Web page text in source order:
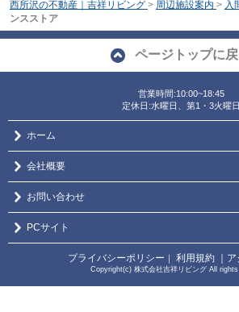
西所沢の不動産｜吉祥リビング > 周辺施設案内 > 入
ンスストア
ページトップに
営業時間:10:00~18:45
定休日:水曜日、第1・3火曜日
ホーム
会社概要
お問い合わせ
PCサイト
プライバシーポリシー ｜ 利用規約 ｜
Copyright(c) 株式会社吉祥リビング All rights